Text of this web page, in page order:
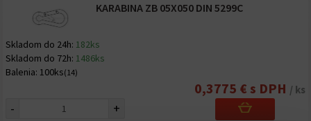
KARABINA ZB 05X050 DIN 5299C
Skladom do 24h: 182ks
Skladom do 72h: 1486ks
Balenia: 100ks(14)
0,3775 € s DPH / ks
- +